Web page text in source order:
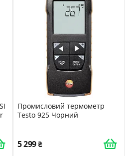
Промисловий термометр
Testo 925 Чорний
5 299